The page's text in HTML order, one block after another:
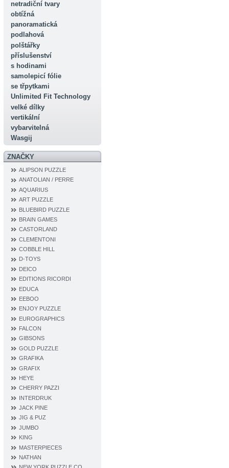
netradiční tvary
obtížná
panoramatická
podlahová
polštářky
příslušenství
s hodinami
samolepicí fólie
se třpytkami
Unlimited Fit Technology
velké dílky
vertikální
vybarvitelná
Wasgij
ZNAČKY
ALIPSON PUZZLE
ANATOLIAN / PERRE
AQUARIUS
ART PUZZLE
BLUEBIRD PUZZLE
BRAIN GAMES
CASTORLAND
CLEMENTONI
COBBLE HILL
D‐TOYS
DEICO
EDITIONS RICORDI
EDUCA
EEBOO
ENJOY PUZZLE
EUROGRAPHICS
FALCON
GIBSONS
GOLD PUZZLE
GRAFIKA
GRAFIX
HEYE
CHERRY PAZZI
INTERDRUK
JACK PINE
JIG & PUZ
JUMBO
KING
MASTERPIECES
NATHAN